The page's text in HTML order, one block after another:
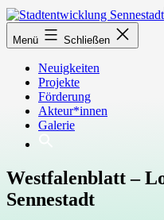
Zum
Inhalt
springen
Stadtentwicklung
Sennestadt
Menü Schließen
Neuigkeiten
Projekte
Förderung
Akteur*innen
Galerie
Westfalenblatt –
Sennestadt